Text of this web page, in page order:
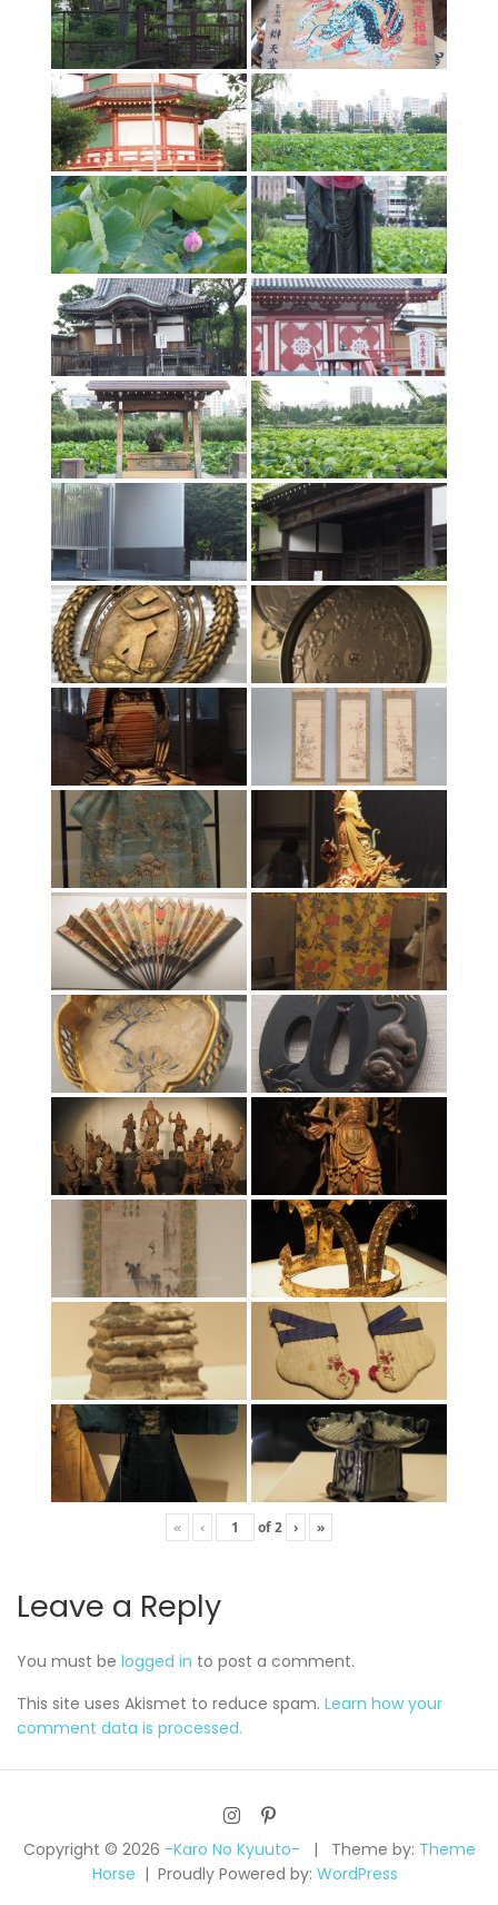
« ‹ of2 › »
Leave a Reply
You must be logged in to post a comment.
This site uses Akismet to reduce spam. Learn how your
comment data is processed.
Copyright © 2026 -Karo No Kyuuto- Theme by: Theme
Horse
Proudly Powered by: WordPress